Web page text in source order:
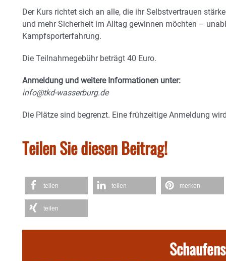
Der Kurs richtet sich an alle, die ihr Selbstvertrauen
und mehr Sicherheit im Alltag gewinnen möchten –
Kampfsporterfahrung.
Die Teilnahmegebühr beträgt 40 Euro.
Anmeldung und weitere Informationen unter:
info@tkd-wasserburg.de
Die Plätze sind begrenzt. Eine frühzeitige Anmeldung
Teilen Sie diesen Beitrag!
teilen teilen merken
teilen